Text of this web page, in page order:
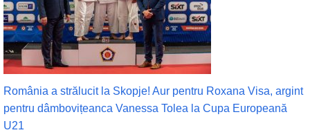
România a strălucit la Skopje! Aur pentru Roxana Visa, argint
pentru dâmbovițeanca Vanessa Tolea la Cupa Europeană
U21